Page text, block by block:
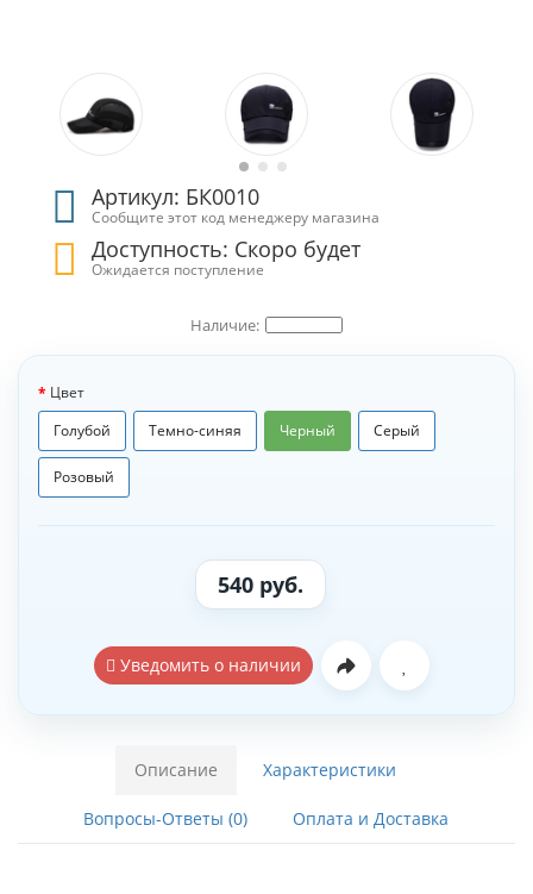
Артикул: БК0010
Сообщите этот код менеджеру магазина
Доступность: Скоро будет
Ожидается поступление
Цвет
Голубой
Темно-синяя Черный Серый
Розовый
540 руб.
Уведомить о наличии
Описание Характеристики
Вопросы-Ответы (0) Оплата и Доставка